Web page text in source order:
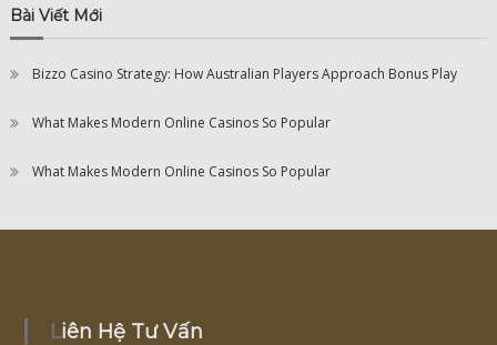
Bài Viết Mới
Bizzo Casino Strategy: How Australian Players Approach Bonus Play
What Makes Modern Online Casinos So Popular
What Makes Modern Online Casinos So Popular
Liên Hệ Tư Vấn